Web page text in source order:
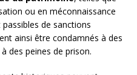
ou en méconnaissance
de sanctions
ainsi être condamnés à des
des peines de prison.